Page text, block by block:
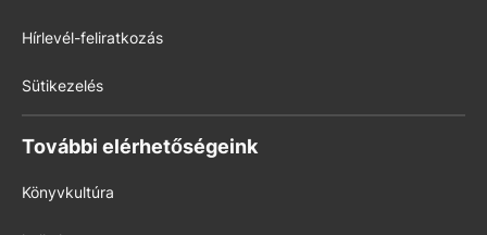
Hírlevél-feliratkozás
Sütikezelés
További elérhetőségeink
Könyvkultúra